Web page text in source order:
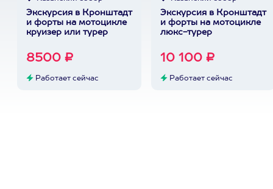
Экскурсия в Кронштадт
и форты на мотоцикле
круизер или турер
8500 ₽
Работает сейчас
Экскурсия в Кронштадт
и форты на мотоцикле
люкс-турер
10 100 ₽
Работает сейчас